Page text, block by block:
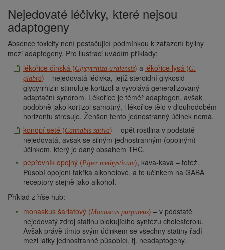
Nejedovaté léčivky, které nejsou
adaptogeny
Absence toxicity není postačující podmínkou k zařazení byliny
mezi adaptogeny. Pro ilustraci uvádím příklady:
lékořice čínská (Glycyrrhiza uralensis) a lékořice lysá (G.
glabra) – nejedovatá léčivka, jejíž steroidní glykosid
glycyrrhizin stimuluje kortizol a vyvolává generalizovaný
adaptační syndrom. Lékořice je téměř adaptogen, avšak
podobně jako kortizol samotný, i lékořice tělo v dlouhodobém
horizontu stresuje. Ženšen tento jednostranný účinek nemá.
konopí seté (Cannabis sativa) – opět rostlina v podstatě
nejedovatá, avšak se silným jednostranným (opojným)
účinkem, který je daný obsahem THC.
pepřovník opojný (Piper methysticum), kava-kava – totéž.
Působí opojení takřka alkoholové, a to účinkem na GABA
receptory stejně jako alkohol.
Příklad z říše hub:
monaskus šarlatový (Monascus purpureus) – v podstatě
nejedovatý zdroj statinu blokujícího syntézu cholesterolu.
Avšak právě tímto svým účinkem se všechny statiny řadí
mezi látky jednostranně působící, tj. neadaptogeny.